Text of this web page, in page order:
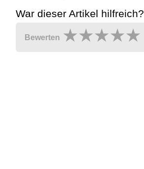
War dieser Artikel hilfreich?
Bewerten